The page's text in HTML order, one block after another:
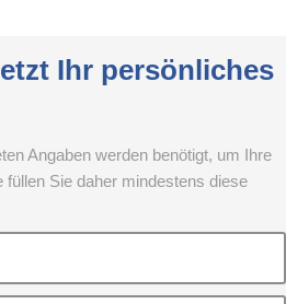
Ihr persönliches
Angaben werden benötigt, um Ihre
füllen Sie daher mindestens diese